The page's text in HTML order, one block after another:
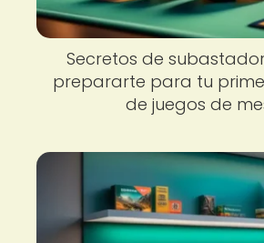
Secretos de
prepararte para tu
de juegos de